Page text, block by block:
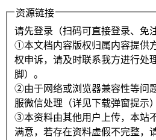
资源链接
请先登录（扫码可直接登录、免
①本文档内容版权归属内容提供
权申诉，请及时联系我方进行处
脚）。
②由于网络或浏览器兼容性等问
服微信处理（详见下载弹窗提示
③本资料由其他用户上传，本站
满意，若存在资料虚假不完整，